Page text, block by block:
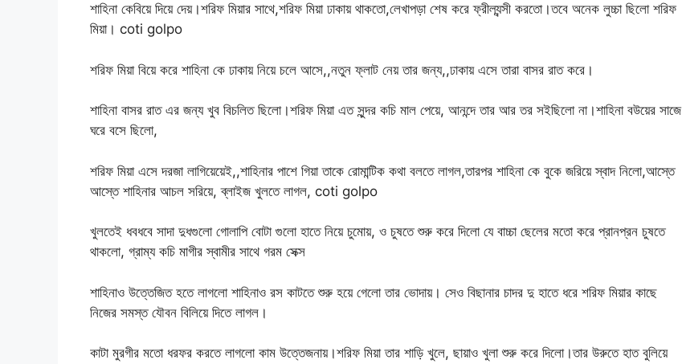
শাহিনা কেবিয়ে দিয়ে দেয়।শরিফ মিয়ার সাথে,শরিফ মিয়া ঢাকায় থাকতো,লেখাপড়া শেষ করে ফ্রীল্যন্সী করতো।তবে অনেক লুচ্চা ছিলো শরিফ
মিয়া। coti golpo
শরিফ মিয়া বিয়ে করে শাহিনা কে ঢাকায় নিয়ে চলে আসে,,নতুন ফ্লাট নেয় তার জন্য,,ঢাকায় এসে তারা বাসর রাত করে।
শাহিনা বাসর রাত এর জন্য খুব বিচলিত ছিলো।শরিফ মিয়া এত সুন্দর কচি মাল পেয়ে, আনন্দে তার আর তর সইছিলো না।শাহিনা বউয়ের সাজে
ঘরে বসে ছিলো,
শরিফ মিয়া এসে দরজা লাগিয়েয়েই,,শাহিনার পাশে গিয়া তাকে রোমান্টিক কথা বলতে লাগল,তারপর শাহিনা কে বুকে জরিয়ে স্বাদ নিলো,আস্তে
আস্তে শাহিনার আচল সরিয়ে, ব্লাইজ খুলতে লাগল, coti golpo
খুলতেই ধবধবে সাদা দুধগুলো গোলাপি বোটা গুলো হাতে নিয়ে চুমোয়, ও চুষতে শুরু করে দিলো যে বাচ্চা ছেলের মতো করে প্রানপ্রন চুষতে
থাকলো, গ্রাম্য কচি মাগীর স্বামীর সাথে গরম সেক্স
শাহিনাও উত্তেজিত হতে লাগলো শাহিনাও রস কাটতে শুরু হয়ে গেলো তার ভোদায়। সেও বিছানার চাদর দু হাতে ধরে শরিফ মিয়ার কাছে
নিজের সমস্ত যৌবন বিলিয়ে দিতে লাগল।
কাটা মুরগীর মতো ধরফর করতে লাগলো কাম উত্তেজনায়।শরিফ মিয়া তার শাড়ি খুলে, ছায়াও খুলা শুরু করে দিলো।তার উরুতে হাত বুলিয়ে